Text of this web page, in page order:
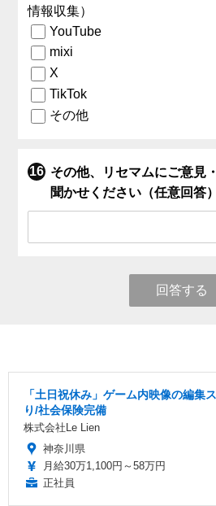
情報収集）
YouTube
mixi
X
TikTok
その他
その他、リセマムにご意見
聞かせください（任意回答）
回答する
「土日祝休み」ゲーム内映像の編集
り/社会保険完備
株式会社Le Lien
神奈川県
月給30万1,100円～58万円
正社員